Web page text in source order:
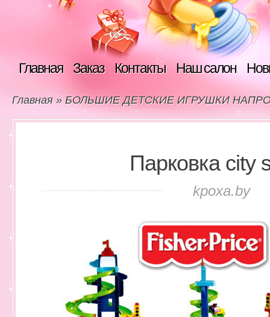
Главная Заказ Контакты Наш салон
Главная » БОЛЬШИЕ ДЕТСКИЕ ИГРУШКИ
Парковка city
kpoxa.by